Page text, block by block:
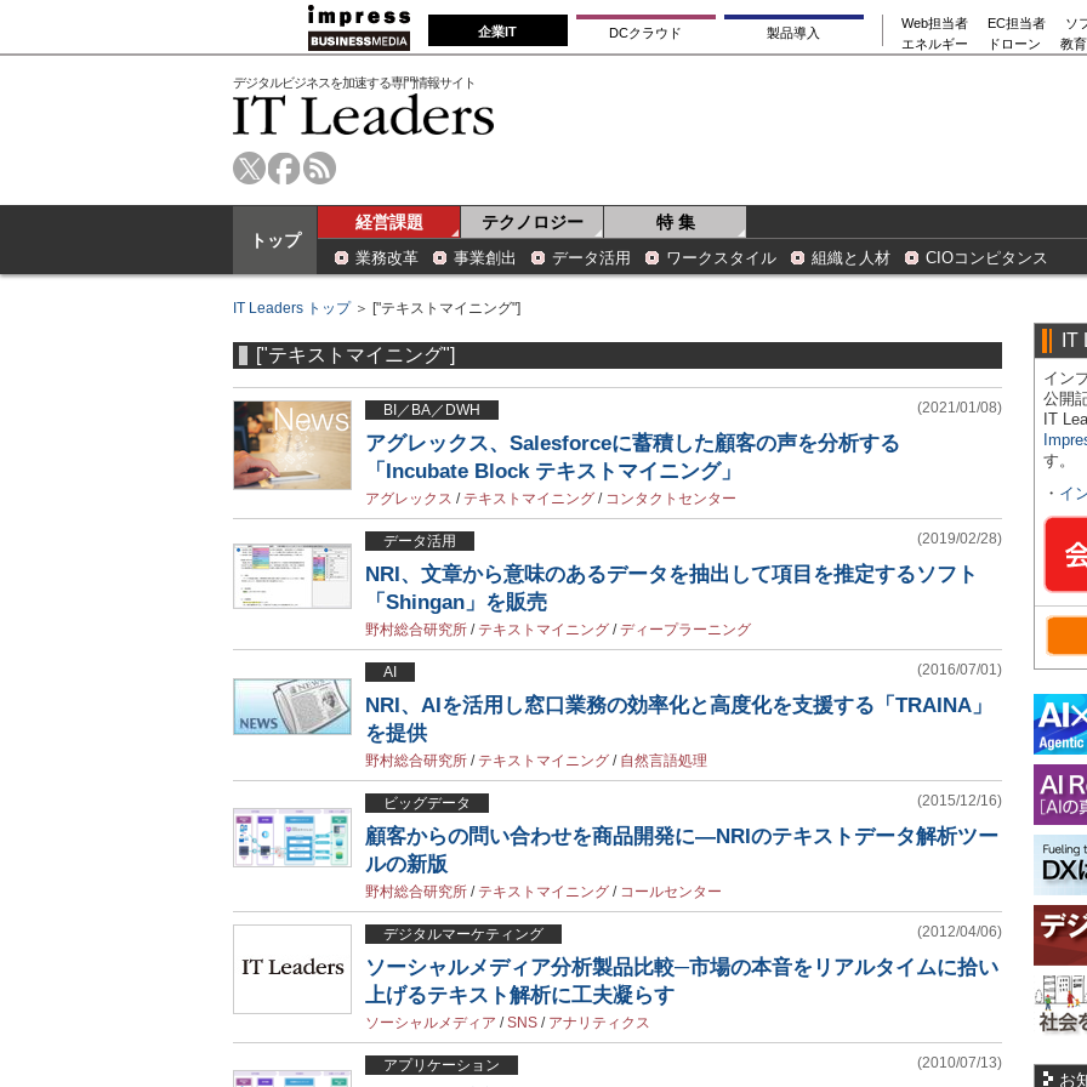
企業IT DCクラウド 製品導入
Web担当者 EC担当者
ソ
エネルギー
ドローン 教
デジタルビジネスを加速する専門情報サイト
トップ
経営課題 テクノロジー 特 集
業務改革 事業創出 データ活用 ワークスタイル 組織と人材 CIOコンピタンス
IT Leaders トップ＞ ["テキストマイニング"]
["テキストマイニング"]
BI／BA／DWH (2021/01/08)
アグレックス、Salesforceに蓄積した顧客の声を分析する
「Incubate Block テキストマイニング」
アグレックス / テキストマイニング / コンタクトセンター
データ活用 (2019/02/28)
NRI、文章から意味のあるデータを抽出して項目を推定するソフト
「Shingan」を販売
野村総合研究所 / テキストマイニング /ディープラーニング
AI (2016/07/01)
NRI、AIを活用し窓口業務の効率化と高度化を支援する「TRAINA」
を提供
野村総合研究所 / テキストマイニング / 自然言語処理
ビッグデータ (2015/12/16)
顧客からの問い合わせを商品開発に―NRIのテキストデータ解析ツー
ルの新版
野村総合研究所 / テキストマイニング / コールセンター
デジタルマーケティング (2012/04/06)
ソーシャルメディア分析製品比較─市場の本音をリアルタイムに拾い
上げるテキスト解析に工夫凝らす
ソーシャルメディア /SNS / アナリティクス
アプリケーション (2010/07/13)
IT
イン
公開
IT
す。
・ イ
お